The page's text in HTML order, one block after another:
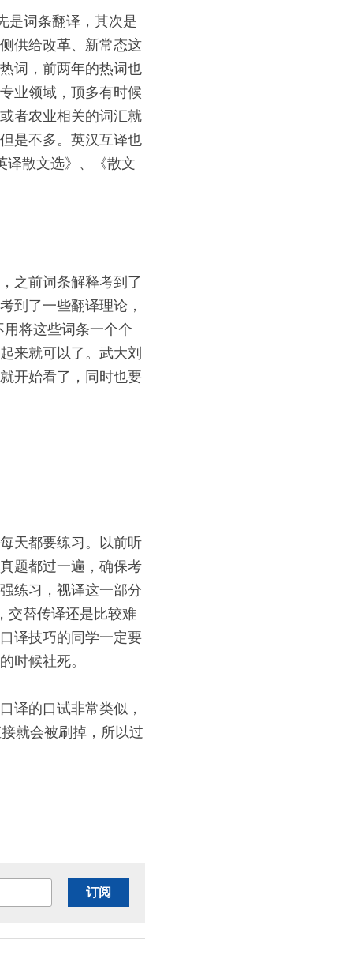
是词条翻译，其次是
供给改革、新常态这
词，前两年的热词也
业领域，顶多有时候
者农业相关的词汇就
是不多。英汉互译也
译散文选》、《散文
之前词条解释考到了
到了一些翻译理论，
用将这些词条一个个
来就可以了。武大刘
开始看了，同时也要
天都要练习。以前听
题都过一遍，确保考
练习，视译这一部分
交替传译还是比较难
译技巧的同学一定要
时候社死。
译的口试非常类似，
就会被刷掉，所以过
订阅